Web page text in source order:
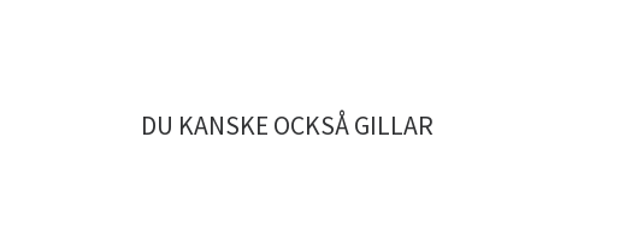
DU KANSKE OCKSÅ GILLAR